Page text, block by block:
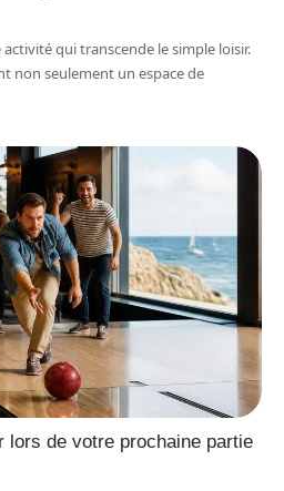
qui transcende le simple loisir.
non seulement un espace de
lors de votre prochaine partie